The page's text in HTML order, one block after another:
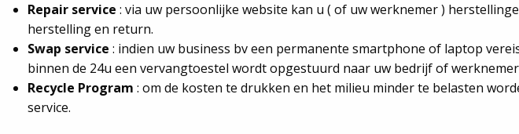
Repair service : via uw persoonlijke website kan u ( of uw werknemer )
herstelling en return.
Swap service : indien uw business bv een permanente smartphone of laptop
binnen de 24u een vervangtoestel wordt opgestuurd naar uw bedrijf of
Recycle Program : om de kosten te drukken en het milieu minder te belasten
service.